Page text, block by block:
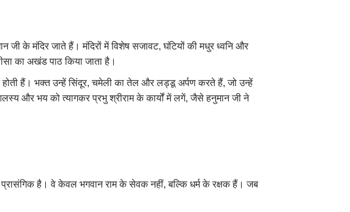
जी के मंदिर जाते हैं। मंदिरों में विशेष सजावट, घंटियों की मधुर ध्वनि और
का अखंड पाठ किया जाता है।
होती हैं। भक्त उन्हें सिंदूर, चमेली का तेल और लड्डू अर्पण करते हैं, जो उन्हें
और भय को त्यागकर प्रभु श्रीराम के कार्यों में लगें, जैसे हनुमान जी ने
है। वे केवल भगवान राम के सेवक नहीं, बल्कि धर्म के रक्षक हैं। जब